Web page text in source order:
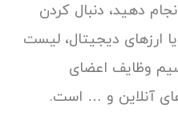
دهید، دنبال کردن
ارزهای دیجیتال، لیست
وظایف اعضای
آنلاین و … است.